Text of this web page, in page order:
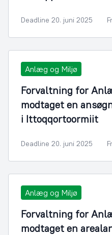
Deadline 20. juni 2025
Anlæg og Miljø
Forvaltning for
modtaget en
i Ittoqqortoormiit
Deadline 20. juni 2025
Anlæg og Miljø
Forvaltning for
modtaget en